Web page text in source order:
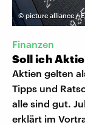
© picture alliance /
Finanzen
Soll ich
Aktien gelten
Tipps und
alle sind gut.
erklärt im